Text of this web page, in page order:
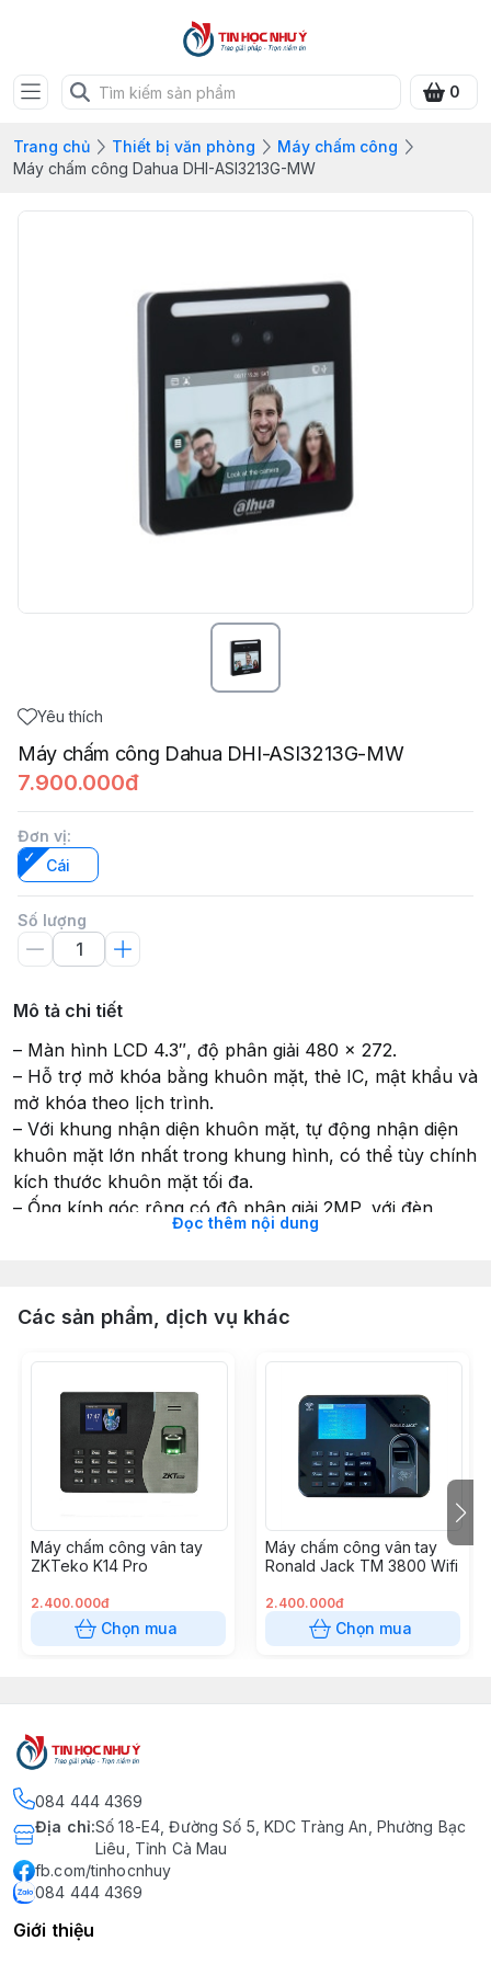
0
Trang chủ Thiết bị văn phòng
Máy chấm công
Máy chấm công Dahua DHI-ASI3213G-MW
Yêu thích
Máy chấm công Dahua DHI-ASI3213G-MW
7.900.000đ
Đơn vị:
Cái
Số lượng
Mô tả chi tiết
– Màn hình LCD 4.3″, độ phân giải 480 × 272.
– Hỗ trợ mở khóa bằng khuôn mặt, thẻ IC, mật khẩu và
mở khóa theo lịch trình.
– Với khung nhận diện khuôn mặt, tự động nhận diện
khuôn mặt lớn nhất trong khung hình, có thể tùy chính
kích thước khuôn mặt tối đa.
– Ống kính góc rộng có độ phân giải 2MP, với đèn
trắng tự động hoặc thủ công.
– Hỗ trợ 1500 người dùng, 1500 khuôn mặt, 1500 thẻ,
– Hỗ trợ tính năng phát hiện sự sống.
– Hỗ trợ phân chia người dùng thường, người dùng
tuần tra, người dùng VIP,…
– Hỗ trợ 4 chế độ hiển thị mở khóa.
– Nguồn cấp: DC 12V 1.5A.
– Kích thước 116 mm × 107 mm × 22 mm.
– Xuất xứ: Trung Quốc.
Đọc thêm nội dung
Các sản phẩm, dịch vụ khác
Máy chấm công vân tay
ZKTeko K14 Pro
2.400.000đ
Chọn mua
Máy chấm công vân tay
Ronald Jack TM 3800 Wifi
2.400.000đ
Chọn mua
084 444 4369
Địa chỉ:Số 18-E4, Đường Số 5, KDC Tràng An, Phường Bạc
Liêu, Tỉnh Cà Mau
fb.com/tinhocnhuy
084 444 4369
Giới thiệu